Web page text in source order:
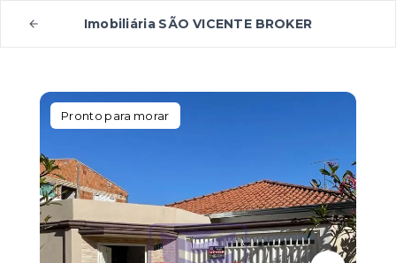
Imobiliária SÃO VICENTE BROKER
Pronto para morar